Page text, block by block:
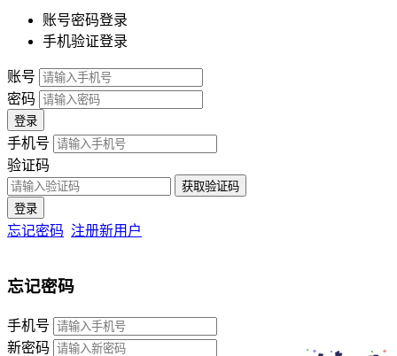
账号密码登录
手机验证登录
账号
密码
登录
手机号
验证码
获取验证码
登录
忘记密码 注册新用户
忘记密码
手机号
新密码